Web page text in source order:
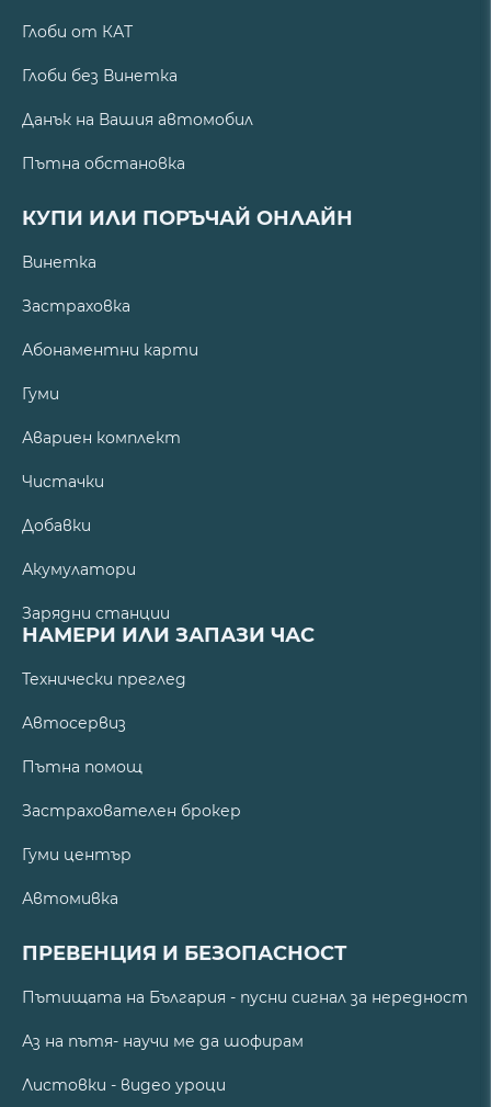
Глоби от КАТ
Глоби без Винетка
Данък на Вашия автомобил
Пътна обстановка
КУПИ ИЛИ ПОРЪЧАЙ ОНЛАЙН
Винетка
Застраховка
Абонаментни карти
Гуми
Авариен комплект
Чистачки
Добавки
Акумулатори
Зарядни станции
НАМЕРИ ИЛИ ЗАПАЗИ ЧАС
Технически преглед
Автосервиз
Пътна помощ
Застрахователен брокер
Гуми център
Автомивка
ПРЕВЕНЦИЯ И БЕЗОПАСНОСТ
Пътищата на България - пусни сигнал за нередност
Аз на пътя- научи ме да шофирам
Листовки - видео уроци